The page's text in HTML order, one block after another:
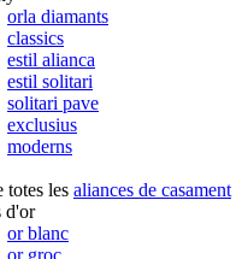
orla diamants
classics
estil alianca
estil solitari
solitari pave
exclusius
moderns
totes les aliances de casament
d'or
or blanc
or groc